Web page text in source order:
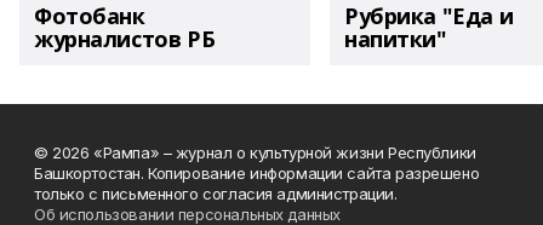
Фотобанк
журналистов РБ
Рубрика "Еда и
напитки"
© 2026 «Рампа» – журнал о культурной жизни Республики
Башкортостан. Копирование информации сайта разрешено
только с письменного согласия администрации.
Об использовании персональных данных